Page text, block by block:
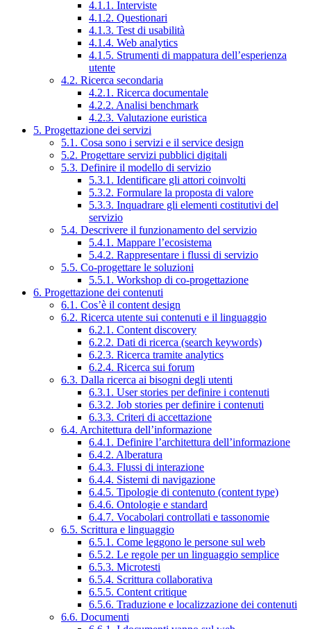
4.1.1. Interviste
4.1.2. Questionari
4.1.3. Test di usabilità
4.1.4. Web analytics
4.1.5. Strumenti di mappatura dell’esperienza
utente
4.2. Ricerca secondaria
4.2.1. Ricerca documentale
4.2.2. Analisi benchmark
4.2.3. Valutazione euristica
5. Progettazione dei servizi
5.1. Cosa sono i servizi e il service design
5.2. Progettare servizi pubblici digitali
5.3. Definire il modello di servizio
5.3.1. Identificare gli attori coinvolti
5.3.2. Formulare la proposta di valore
5.3.3. Inquadrare gli elementi costitutivi del
servizio
5.4. Descrivere il funzionamento del servizio
5.4.1. Mappare l’ecosistema
5.4.2. Rappresentare i flussi di servizio
5.5. Co-progettare le soluzioni
5.5.1. Workshop di co-progettazione
6. Progettazione dei contenuti
6.1. Cos’è il content design
6.2. Ricerca utente sui contenuti e il linguaggio
6.2.1. Content discovery
6.2.2. Dati di ricerca (search keywords)
6.2.3. Ricerca tramite analytics
6.2.4. Ricerca sui forum
6.3. Dalla ricerca ai bisogni degli utenti
6.3.1. User stories per definire i contenuti
6.3.2. Job stories per definire i contenuti
6.3.3. Criteri di accettazione
6.4. Architettura dell’informazione
6.4.1. Definire l’architettura dell’informazione
6.4.2. Alberatura
6.4.3. Flussi di interazione
6.4.4. Sistemi di navigazione
6.4.5. Tipologie di contenuto (content type)
6.4.6. Ontologie e standard
6.4.7. Vocabolari controllati e tassonomie
6.5. Scrittura e linguaggio
6.5.1. Come leggono le persone sul web
6.5.2. Le regole per un linguaggio semplice
6.5.3. Microtesti
6.5.4. Scrittura collaborativa
6.5.5. Content critique
6.5.6. Traduzione e localizzazione dei contenuti
6.6. Documenti